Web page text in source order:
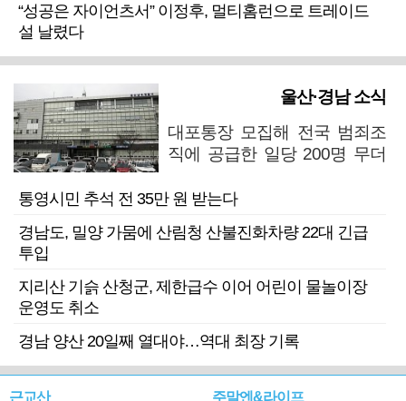
“성공은 자이언츠서” 이정후, 멀티홈런으로 트레이드
설 날렸다
울산·경남 소식
대포통장 모집해 전국 범죄조
직에 공급한 일당 200명 무더
통영시민 추석 전 35만 원 받는다
경남도, 밀양 가뭄에 산림청 산불진화차량 22대 긴급
투입
지리산 기슭 산청군, 제한급수 이어 어린이 물놀이장
운영도 취소
경남 양산 20일째 열대야…역대 최장 기록
근교산 주말엔&라이프